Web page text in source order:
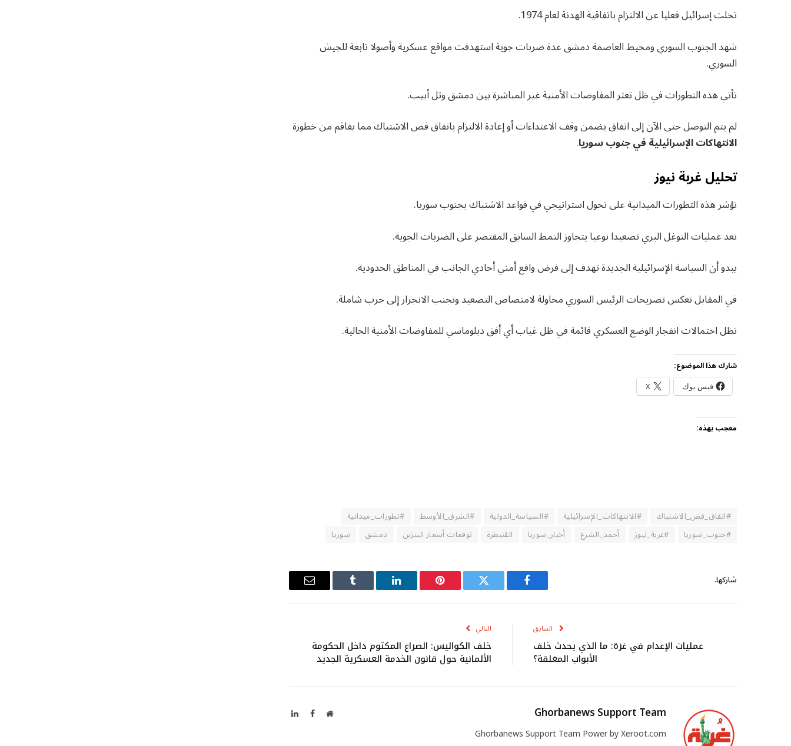
تخلت إسرائيل فعليا عن الالتزام باتفاقية الهدنة لعام 1974.
شهد الجنوب السوري ومحيط العاصمة دمشق عدة ضربات جوية استهدفت مواقع عسكرية وأصولا تابعة للجيش
السوري.
تأتي هذه التطورات في ظل تعثر المفاوضات الأمنية غير المباشرة بين دمشق وتل أبيب.
لم يتم التوصل حتى الآن إلى اتفاق يضمن وقف الاعتداءات أو إعادة الالتزام باتفاق فض الاشتباك مما يفاقم من خطورة
الانتهاكات الإسرائيلية في جنوب سوريا.
تحليل غربة نيوز
تؤشر هذه التطورات الميدانية على تحول استراتيجي في قواعد الاشتباك بجنوب سوريا.
تعد عمليات التوغل البري تصعيدا نوعيا يتجاوز النمط السابق المقتصر على الضربات الجوية.
يبدو أن السياسة الإسرائيلية الجديدة تهدف إلى فرض واقع أمني أحادي الجانب في المناطق الحدودية.
في المقابل تعكس تصريحات الرئيس السوري محاولة لامتصاص التصعيد وتجنب الانجرار إلى حرب شاملة.
تظل احتمالات انفجار الوضع العسكري قائمة في ظل غياب أي أفق دبلوماسي للمفاوضات الأمنية الحالية.
شارك هذا الموضوع:
فيس بوك X
معجب بهذه:
#اتفاق_فض_الاشتباك #الانتهاكات_الإسرائيلية #السياسة_الدولية #الشرق_الأوسط
#تطورات_ميدانية
#جنوب_سوريا
#غربة_نيوز أحمد_الشرع أخبار_سوريا القنيطرة توقعات أسعار البنزين دمشق سوريا
شاركها.
فيسبوك تويتر بينتيريستلينكدإن Tumblr
البريد
السابق
عمليات الإعدام في غزة: ما الذي يحدث خلف
الأبواب المغلقة؟
التالي
خلف الكواليس: الصراع المكتوم داخل الحكومة
الألمانية حول قانون الخدمة العسكرية الجديد
Ghorbanews Support Team
موقعفيسبوكلينكدإن
Ghorbanews Support Team Power by Xeroot.com